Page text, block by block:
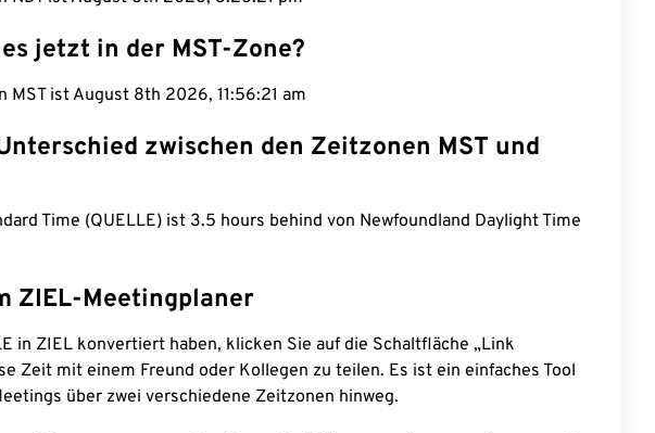
jetzt in der MST-Zone?
MST ist August 8th 2026, 11:56:22 am
zwischen den Zeitzonen MST und
Time (QUELLE) ist 3.5 hours behind von Newfoundland Daylight Time
ZIEL-Meetingplaner
in ZIEL konvertiert haben, klicken Sie auf die Schaltfläche „Link
Zeit mit einem Freund oder Kollegen zu teilen. Es ist ein einfaches Tool
über zwei verschiedene Zeitzonen hinweg.